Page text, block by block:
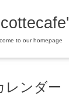
to our homepage
レンダー